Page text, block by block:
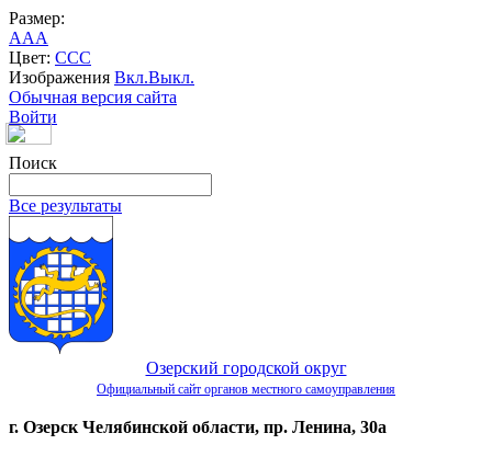
Размер:
AAA
Цвет: CCC
Изображения Вкл.Выкл.
Обычная версия сайта
Войти
Поиск
Все результаты
Озерский городской округ
Официальный сайт органов местного самоуправления
г. Озерск Челябинской области, пр. Ленина, 30а